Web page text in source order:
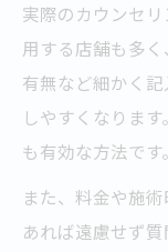
実際のカウンセ
用する店舗も多
有無など細かく
しやすくなりま
も有効な方法です。
また、料金や施
あれば遠慮せず